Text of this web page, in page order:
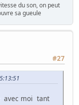
du son, on peut
sa gueule
#27
avec moi tant